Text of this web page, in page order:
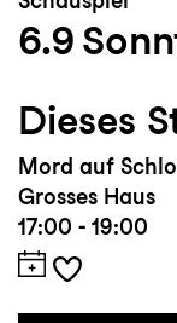
6.9
Dieses
Mord auf
Grosses Haus
17:00 - 19:00